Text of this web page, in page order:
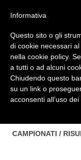
HOME
BACHECA
PROVINCE
TORINO
NOTIZIE:
CAMPIONATI /
Informativa
Questo sito o gli
di cookie necessari
nella cookie policy.
a tutti o ad alcuni
Chiudendo questo
su un link o
acconsenti all’uso dei